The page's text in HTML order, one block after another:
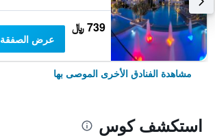
739 ﷼
عرض الصفقة
مشاهدة الفنادق الأخرى الموصى بها
استكشف كوس